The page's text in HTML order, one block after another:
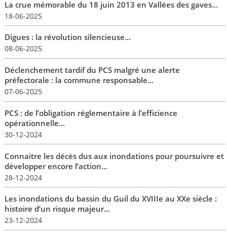
La crue mémorable du 18 juin 2013 en Vallées des gaves...
18-06-2025
Digues : la révolution silencieuse...
08-06-2025
Déclenchement tardif du PCS malgré une alerte
préfectorale : la commune responsable...
07-06-2025
PCS : de l’obligation réglementaire à l’efficience
opérationnelle...
30-12-2024
Connaitre les décès dus aux inondations pour poursuivre et
développer encore l’action...
28-12-2024
Les inondations du bassin du Guil du XVIIIe au XXe siècle :
histoire d’un risque majeur...
23-12-2024